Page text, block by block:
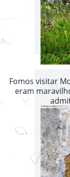
Fomos visitar
eram